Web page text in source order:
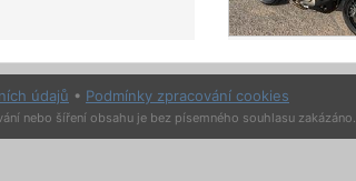
údajů • Podmínky zpracování cookies
nebo šíření obsahu je bez písemného souhlasu zakázáno.